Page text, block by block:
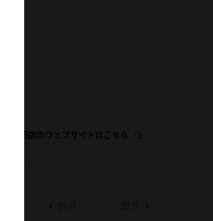
この販売店のウェブサイトはこちら